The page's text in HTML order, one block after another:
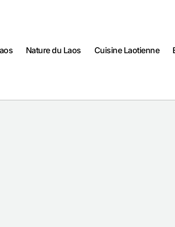
Nature du Laos Cuisine Laotienne